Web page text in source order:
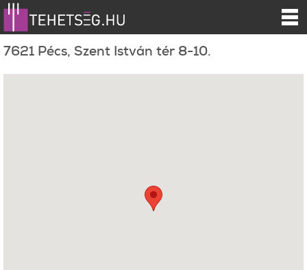
7621 Pécs, Szent István tér 8-10.